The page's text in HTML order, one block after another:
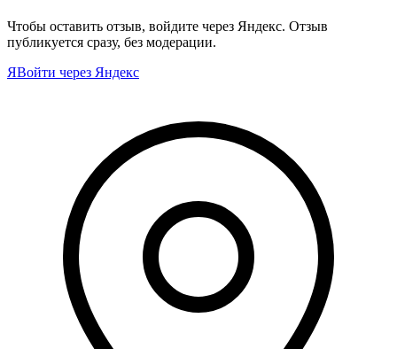
Чтобы оставить отзыв, войдите через Яндекс. Отзыв
публикуется сразу, без модерации.
ЯВойти через Яндекс